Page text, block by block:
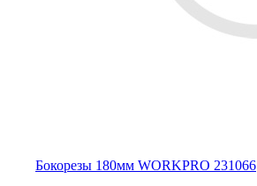
Бокорезы 180мм WORKPRO 231066